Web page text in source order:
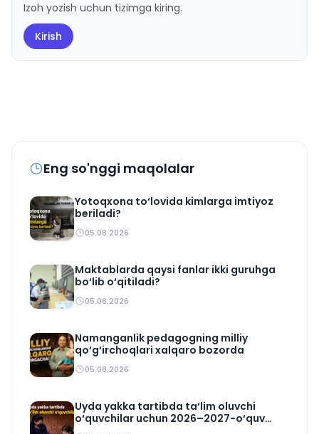
Izoh yozish uchun tizimga kiring.
Kirish
Eng so'nggi maqolalar
Yotoqxona to‘lovida kimlarga imtiyoz
beriladi?
05.08.2026
Maktablarda qaysi fanlar ikki guruhga
bo‘lib o‘qitiladi?
05.08.2026
Namanganlik pedagogning milliy
qo‘g‘irchoqlari xalqaro bozorda
05.08.2026
Uyda yakka tartibda ta‘lim oluvchi
o‘quvchilar uchun 2026–2027-o‘quv
rejasi tasdiqlandi